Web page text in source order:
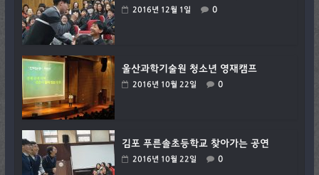
2016년 12월 1일 0
울산과학기술원 청소년 영재캠프
2016년 10월 22일 0
김포 푸른솔초등학교 찾아가는 공연
2016년 10월 22일 0